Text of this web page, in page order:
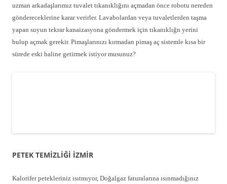
uzman arkadaşlarımız tuvalet tıkanıklığını açmadan önce robotu nereden
göndereceklerine karar verirler. Lavabolardan veya tuvaletlerden taşma
yapan suyun tekrar kanaizasyona göndermek için tıkanıklığn yerini
bulup açmak gerekir. Pimaşlarınızı kırmadan pimaş aç sistemle kısa bir
sürede eski haline getirmek istiyor musunuz?
PETEK TEMİZLİĞİ İZMİR
Kalorifer petekleriniz ısıtmıyor, Doğalgaz faturalarına ısınmadığınız